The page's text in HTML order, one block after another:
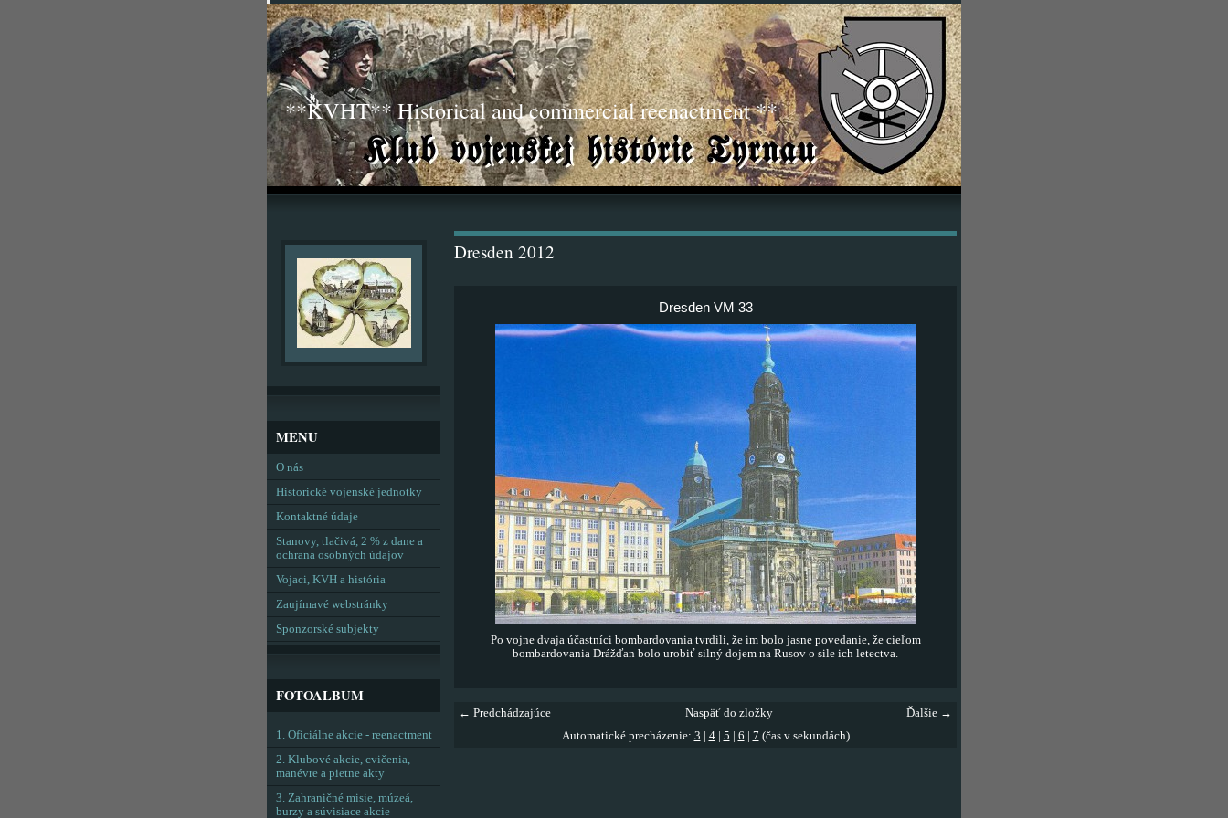
**KVHT** Historical and commercial reenactment **
Dresden 2012
Dresden VM 33
Po vojne dvaja účastníci bombardovania tvrdili, že im bolo jasne povedanie, že cieľom
bombardovania Drážďan bolo urobiť silný dojem na Rusov o sile ich letectva.
← Predchádzajúce Ďalšie →
Naspäť do zložky
Automatické precházenie: 3 4| 5 6 7 (čas v sekundách)
MENU
O nás
Historické vojenské jednotky
Kontaktné údaje
Stanovy, tlačivá, 2 % z dane a
ochrana osobných údajov
Vojaci, KVH a história
Zaujímavé webstránky
Sponzorské subjekty
FOTOALBUM
1. Oficiálne akcie - reenactment
2. Klubové akcie, cvičenia,
manévre a pietne akty
3. Zahraničné misie, múzeá,
burzy a súvisiace akcie